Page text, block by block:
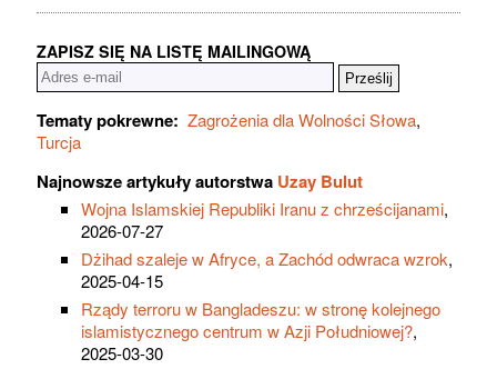
ZAPISZ SIĘ NA LISTĘ MAILINGOWĄ
Tematy pokrewne: Zagrożenia dla Wolności Słowa,
Turcja
Najnowsze artykuły autorstwa Uzay Bulut
Wojna Islamskiej Republiki Iranu z chrześcijanami,
2026-07-27
Dżihad szaleje w Afryce, a Zachód odwraca wzrok,
2025-04-15
Rządy terroru w Bangladeszu: w stronę kolejnego
islamistycznego centrum w Azji Południowej?,
2025-03-30